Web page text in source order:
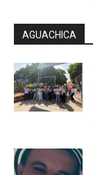
AGUACHICA